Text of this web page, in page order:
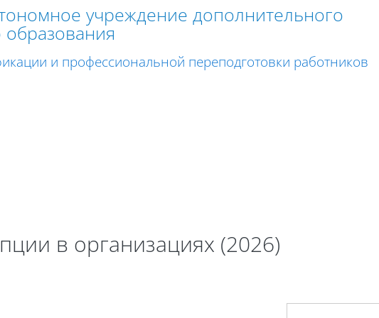
учреждение дополнительного
и профессиональной переподготовки работников
в организациях (2026)